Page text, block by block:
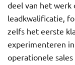
deel van het werk
leadkwalificatie,
zelfs het eerste
experimenteren
operationele